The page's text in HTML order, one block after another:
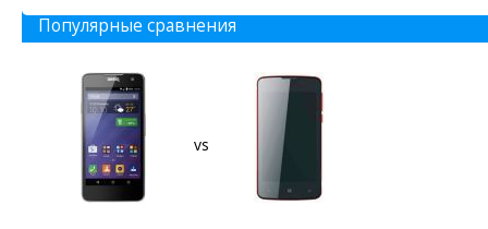
Популярные сравнения
vs